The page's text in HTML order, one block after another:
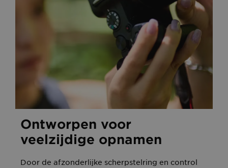
Ontworpen voor
veelzijdige opnamen
Door de afzonderlijke scherpstelring en control